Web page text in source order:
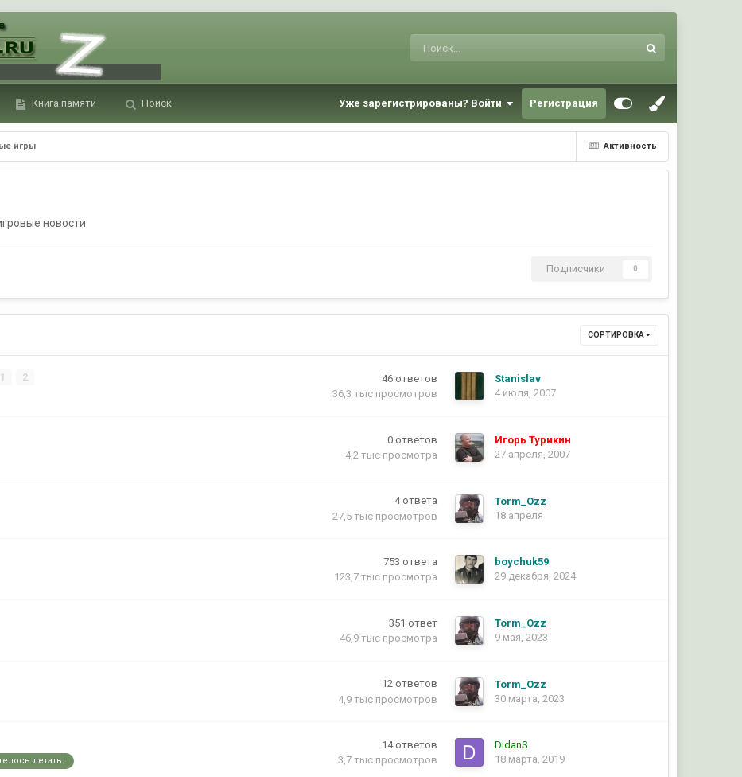
Книга памяти Поиск Уже зарегистрированы? Войти Регистрация
Активность
игры
новости
Подписчики 0
СОРТИРОВКА
1 2 46 ответов
36,3 тыс просмотров
Stanislav
4 июля, 2007
0 ответов
4,2 тыс просмотра
Игорь Турикин
27 апреля, 2007
4 ответа
27,5 тыс просмотров
Torm_Ozz
18 апреля
753 ответа
123,7 тыс просмотра
boychuk59
29 декабря, 2024
351 ответ
46,9 тыс просмотра
Torm_Ozz
9 мая, 2023
12 ответов
4,9 тыс просмотров
Torm_Ozz
30 марта, 2023
летать.
14 ответов
3,7 тыс просмотров
DidanS
18 марта, 2019